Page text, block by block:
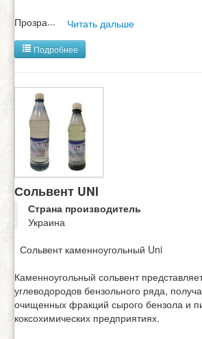
Прозра... Читать дальше
Подробнее
Сольвент UNI
Страна производитель
Украина
Сольвент каменноугольный Uni
Каменноугольный сольвент
углеводородов бензольного ряда,
очищенных фракций сырого бензола и
коксохимических предприятиях.